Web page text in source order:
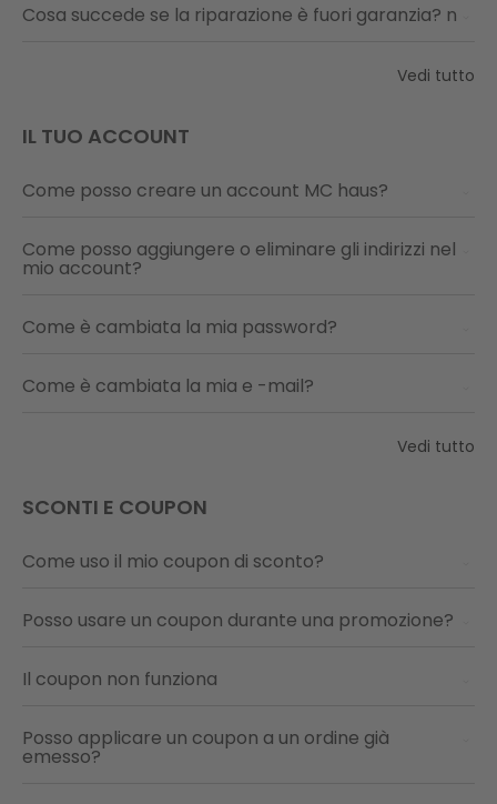
Cosa succede se la riparazione è fuori garanzia? n
Vedi tutto
IL TUO ACCOUNT
Come posso creare un account MC haus?
Come posso aggiungere o eliminare gli indirizzi nel
mio account?
Come è cambiata la mia password?
Come è cambiata la mia e -mail?
Vedi tutto
SCONTI E COUPON
Come uso il mio coupon di sconto?
Posso usare un coupon durante una promozione?
Il coupon non funziona
Posso applicare un coupon a un ordine già
emesso?